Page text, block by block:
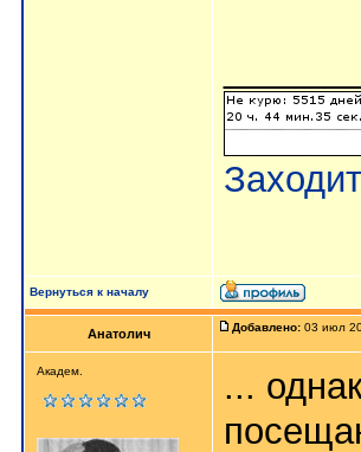
Вернуться к началу
Анатолич Добавлено: 03 июл
Академ.
...